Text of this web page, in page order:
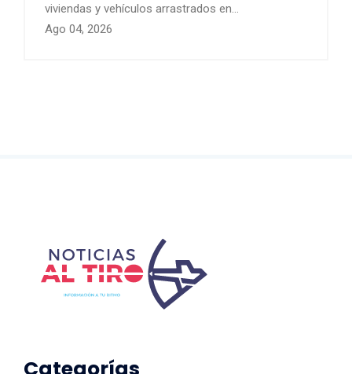
viviendas y vehículos arrastrados en
Pátzcuaro
Ago 04, 2026